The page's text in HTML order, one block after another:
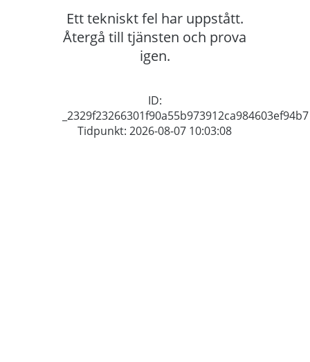
Ett tekniskt fel har uppstått.
Återgå till tjänsten och prova
igen.
ID:
_2329f23266301f90a55b973912ca984603ef94b7
Tidpunkt: 2026-08-07 10:03:08